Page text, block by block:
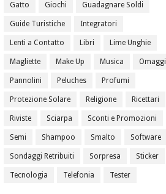
Gatto Giochi Guadagnare Soldi
Guide Turistiche Integratori
Lenti a Contatto Libri Lime Unghie
Magliette Make Up Musica Omaggi
Pannolini Peluches Profumi
Protezione Solare Religione Ricettari
Riviste Sciarpa Sconti e Promozioni
Semi Shampoo Smalto Software
Sondaggi Retribuiti Sorpresa Sticker
Tecnologia Telefonia Tester